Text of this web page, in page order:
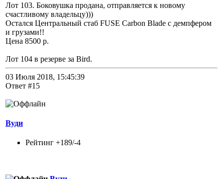
Лот 103. Боковушка продана, отправляется к новому
счастливому владельцу)))
Остался Центральный стаб FUSE Carbon Blade с демпфером
и грузами!!
Цена 8500 р.
Лот 104 в резерве за Bird.
03 Июля 2018, 15:45:39
Ответ #15
Вуди
Рейтинг +189/-4